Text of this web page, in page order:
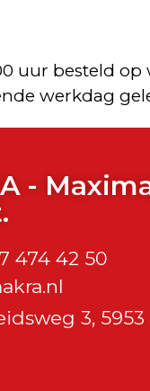
uur besteld op
werkdag
-
474 42 50
3, 5953